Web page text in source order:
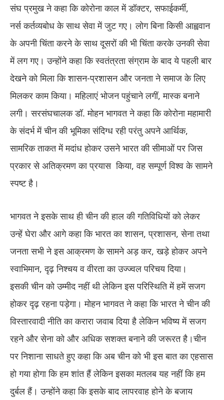
संघ प्रमुख ने कहा कि कोरोना काल में डॉक्टर, सफाईकर्मी,
नर्स कर्तव्यबोध के साथ सेवा में जुट गए। लोग बिना किसी आह्ववान
के अपनी चिंता करने के साथ दूसरों की भी चिंता करके उनकी सेवा
में लग गए। उन्होंने कहा कि स्वतंत्रता संग्राम के बाद ये पहली बार
देखने को मिला कि शासन-प्रशासन और जनता ने समाज के लिए
मिलकर काम किया। महिलाएं भोजन पहुंचाने लगीं, मास्क बनाने
लगी। सरसंघचालक डॉ. मोहन भागवत ने कहा कि कोरोना महामारी
के संदर्भ में चीन की भूमिका संदिग्ध रही परंतु अपने आर्थिक,
सामरिक ताकत में मदांध होकर उसने भारत की सीमाओं पर जिस
प्रकार से अतिक्रमण का प्रयास किया, वह सम्पूर्ण विश्व के सामने
स्पष्ट है।
भागवत ने इसके साथ ही चीन की हाल की गतिविधियों को लेकर
उन्हें घेरा और आगे कहा कि भारत का शासन, प्रशासन, सेना तथा
जनता सभी ने इस आक्रमण के सामने अड़ कर, खड़े होकर अपने
स्वाभिमान, दृढ़ निश्चय व वीरता का उज्ज्वल परिचय दिया।
इसकी चीन को उम्मीद नहीं थी लेकिन इस परिस्थिति में हमें सजग
होकर दृढ़ रहना पड़ेगा। मोहन भागवत ने कहा कि भारत ने चीन की
विस्तारवादी नीति का करारा जवाब दिया है लेकिन भविष्य में सजग
रहने और सेना को और अधिक सशक्त बनाने की जरूरत है।चीन
पर निशाना साधते हुए कहा कि अब चीन को भी इस बात का एहसास
हो गया होगा किहम शांत हैं लेकिन इसका मतलब यह नहीं कि हम
दुर्बल हैं। उन्होंने कहा कि इसके बाद लापरवाह होने के बजाय